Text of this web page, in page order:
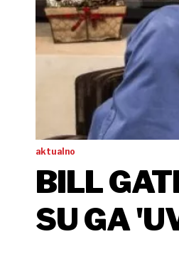
aktualno
BILL
SU GA